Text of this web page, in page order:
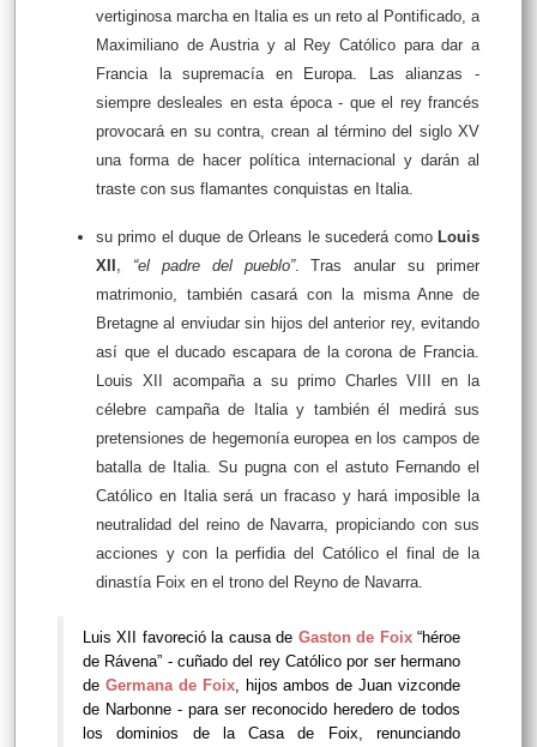
vertiginosa marcha en Italia es un reto al Pontificado, a
Maximiliano de Austria y al Rey Católico para dar a
Francia la supremacía en Europa. Las alianzas -
siempre desleales en esta época - que el rey francés
provocará en su contra, crean al término del siglo XV
una forma de hacer política internacional y darán al
traste con sus flamantes conquistas en Italia.
su primo el duque de Orleans le sucederá como Louis
XII , “el padre del pueblo”. Tras anular su primer
matrimonio, también casará con la misma Anne de
Bretagne al enviudar sin hijos del anterior rey, evitando
así que el ducado escapara de la corona de Francia.
Louis XII acompaña a su primo Charles VIII en la
célebre campaña de Italia y también él medirá sus
pretensiones de hegemonía europea en los campos de
batalla de Italia. Su pugna con el astuto Fernando el
Católico en Italia será un fracaso y hará imposible la
neutralidad del reino de Navarra, propiciando con sus
acciones y con la perfidia del Católico el final de la
dinastía Foix en el trono del Reyno de Navarra.
Luis XII favoreció la causa de Gaston de Foix “héroe
de Rávena” - cuñado del rey Católico por ser hermano
de Germana de Foix, hijos ambos de Juan vizconde
de Narbonne - para ser reconocido heredero de todos
los dominios de la Casa de Foix, renunciando